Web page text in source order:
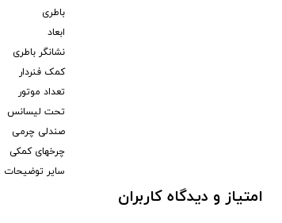
باطری
ابعاد
نشانگر باطری
کمک فنردار
تعداد موتور
تحت لیسانس
صندلی چرمی
چرخهای کمکی
سایر توضیحات
امتیاز و دیدگاه کاربران